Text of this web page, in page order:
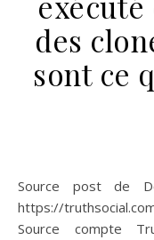
des
sont ce
Source post de Donald Trump sur Truth Social :
https://
Source compte